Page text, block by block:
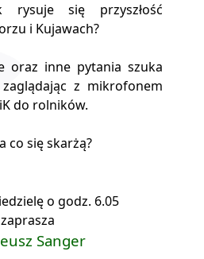
rysuje się przyszłość
i Kujawach?
oraz inne pytania szuka
z mikrofonem
do rolników.
co się skarżą?
o godz. 6.05
zaprasza
Sanger